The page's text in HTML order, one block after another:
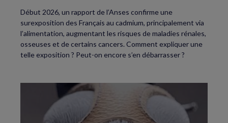
Début 2026, un rapport de l’Anses confirme une
surexposition des Français au cadmium, principalement via
l’alimentation, augmentant les risques de maladies rénales,
osseuses et de certains cancers. Comment expliquer une
telle exposition ? Peut-on encore s’en débarrasser ?